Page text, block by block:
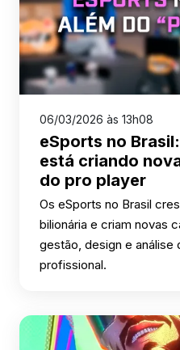
06/03/2026 às 13h08
eSports no
está criando
do pro player
Os eSports no Brasil
bilionária e criam novas
gestão, design e análise
profissional.